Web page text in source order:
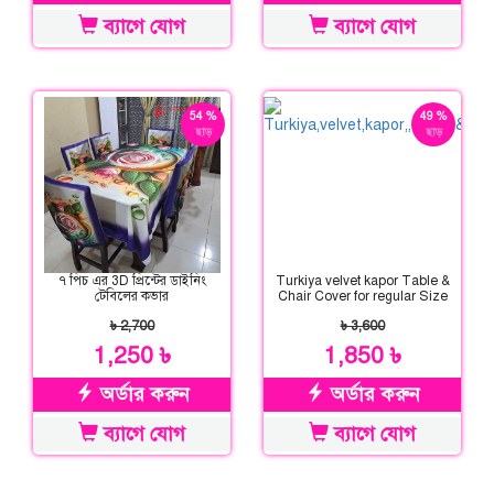
ব্যাগে যোগ
ব্যাগে যোগ
54 %
ছাড়
৭ পিচ এর 3D প্রিন্টের ডাইনিং
টেবিলের কভার
৳ 2,700
1,250 ৳
অর্ডার করুন
ব্যাগে যোগ
49 %
ছাড়
Turkiya velvet kapor Table &
Chair Cover for regular Size
৳ 3,600
1,850 ৳
অর্ডার করুন
ব্যাগে যোগ